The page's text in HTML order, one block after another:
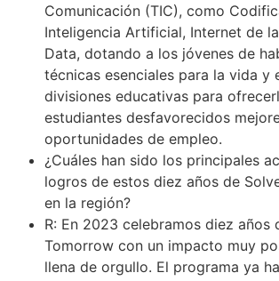
Comunicación (TIC), como
Inteligencia Artificial, Internet de
Data, dotando a los jóvenes de
técnicas esenciales para la vida y
divisiones educativas para
estudiantes desfavorecidos
oportunidades de empleo.
¿Cuáles han sido los principales
logros de estos diez años de
en la región?
R: En 2023 celebramos diez años
Tomorrow con un impacto muy
llena de orgullo. El programa ya